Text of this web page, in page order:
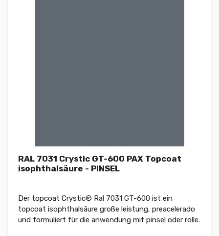
RAL 7031 Crystic GT-600 PAX Topcoat
isophthalsäure - PINSEL
Der topcoat Crystic® Ral 7031 GT-600 ist ein
topcoat isophthalsäure große leistung, preacelerado
und formuliert für die anwendung mit pinsel oder rolle.